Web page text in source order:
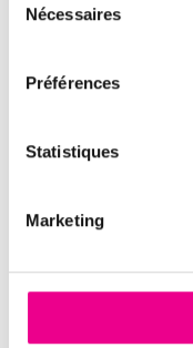
Nécessaires
Préférences
Statistiques
Marketing